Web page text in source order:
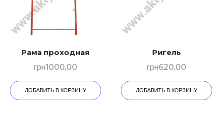
Рама проходная
грн1000,00
ДОБАВИТЬ В КОРЗИНУ
Ригель
грн620,00
ДОБАВИТЬ В КОРЗИНУ